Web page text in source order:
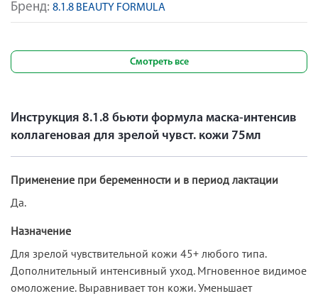
Бренд: 8.1.8 BEAUTY FORMULA
Смотреть все
Инструкция 8.1.8 бьюти формула маска-интенсив
коллагеновая для зрелой чувст. кожи 75мл
Применение при беременности и в период лактации
Да.
Назначение
Для зрелой чувствительной кожи 45+ любого типа.
Дополнительный интенсивный уход. Мгновенное видимое
омоложение. Выравнивает тон кожи. Уменьшает